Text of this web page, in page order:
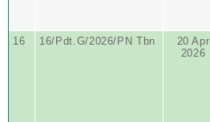
16
16/Pdt.G/2026/PN Tbn
20 Apr
2026